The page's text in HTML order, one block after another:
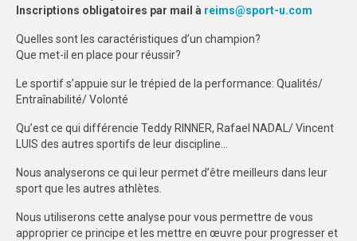
FORMULAIRES EN LIGNE
TUTOS VIDEOS
COMMISSIONS
COMMUNICATION
VIE DEMOCRATIQUE
Inscriptions obligatoires par mail à reims@sport-u.com
Quelles sont les caractéristiques d’un champion?
Que met-il en place pour réussir?
Le sportif s’appuie sur le trépied de la performance: Qualités/
Entraînabilité/ Volonté
Qu’est ce qui différencie Teddy RINNER, Rafael NADAL/ Vincent
LUIS des autres sportifs de leur discipline…
Nous analyserons ce qui leur permet d’être meilleurs dans leur
sport que les autres athlètes.
Nous utiliserons cette analyse pour vous permettre de vous
approprier ce principe et les mettre en œuvre pour progresser et